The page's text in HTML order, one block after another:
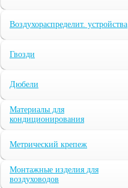
Воздухораспределит. устройства
Гвозди
Дюбели
Материалы для
кондиционирования
Метрический крепеж
Монтажные изделия для
воздуховодов